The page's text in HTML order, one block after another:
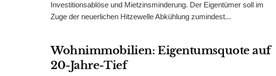
Investitionsablöse und Mietzinsminderung. Der Eigentümer soll im
Zuge der neuerlichen Hitzewelle Abkühlung zumindest...
Wohnimmobilien: Eigentumsquote auf
20-Jahre-Tief